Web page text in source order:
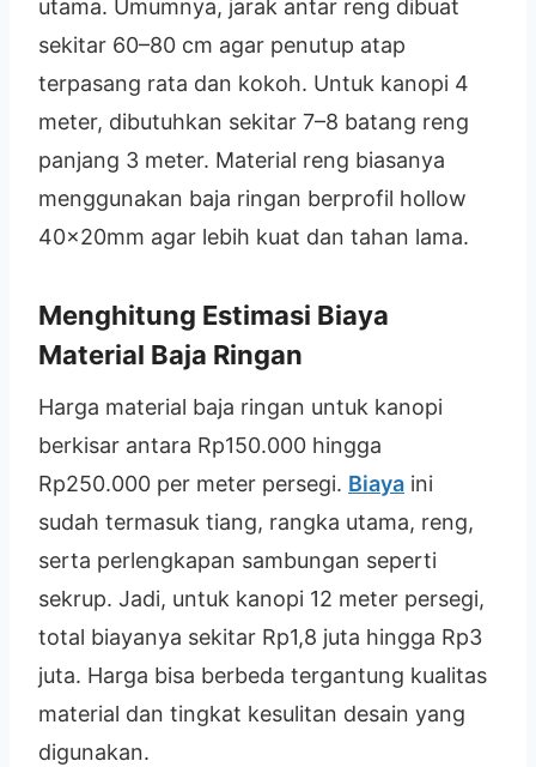
utama. Umumnya, jarak antar reng dibuat
sekitar 60–80 cm agar penutup atap
terpasang rata dan kokoh. Untuk kanopi 4
meter, dibutuhkan sekitar 7–8 batang reng
panjang 3 meter. Material reng biasanya
menggunakan baja ringan berprofil hollow
40x20mm agar lebih kuat dan tahan lama.
Menghitung Estimasi Biaya
Material Baja Ringan
Harga material baja ringan untuk kanopi
berkisar antara Rp150.000 hingga
Rp250.000 per meter persegi. Biaya ini
sudah termasuk tiang, rangka utama, reng,
serta perlengkapan sambungan seperti
sekrup. Jadi, untuk kanopi 12 meter persegi,
total biayanya sekitar Rp1,8 juta hingga Rp3
juta. Harga bisa berbeda tergantung kualitas
material dan tingkat kesulitan desain yang
digunakan.